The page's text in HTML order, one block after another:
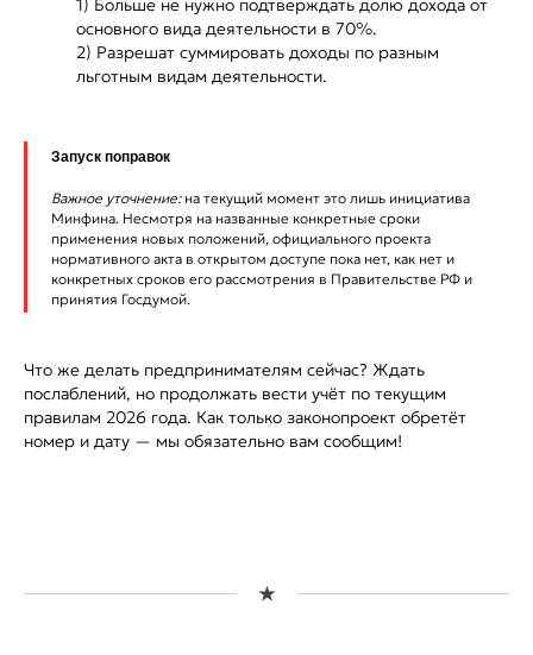
1) Больше не нужно подтверждать долю дохода от
основного вида деятельности в 70%.
2) Разрешат суммировать доходы по разным
льготным видам деятельности.
Запуск поправок
Важное уточнение: на текущий момент это лишь инициатива
Минфина. Несмотря на названные конкретные сроки
применения новых положений, официального проекта
нормативного акта в открытом доступе пока нет, как нет и
конкретных сроков его рассмотрения в Правительстве РФ и
принятия Госдумой.
Что же делать предпринимателям сейчас? Ждать
послаблений, но продолжать вести учёт по текущим
правилам 2026 года. Как только законопроект обретёт
номер и дату — мы обязательно вам сообщим!